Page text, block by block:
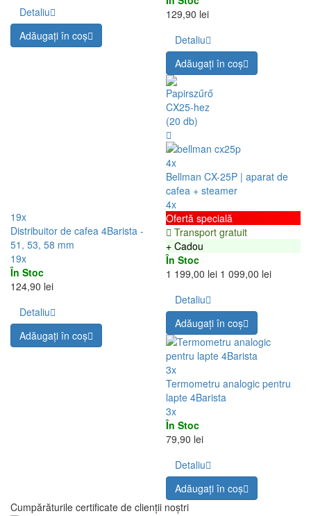
Detaliu
Adăugați în coş
129,90 lei
Detaliu
Adăugați în coş
19x
Distribuitor de cafea 4Barista -
51, 53, 58 mm
19x
În Stoc
124,90 lei
Detaliu
Adăugați în coş
4x
Bellman CX-25P | aparat de
cafea + steamer
4x
Ofertă specială
Transport gratuit
+ Cadou
În Stoc
1 199,00 lei 1 099,00 lei
Detaliu
Adăugați în coş
3x
Termometru analogic pentru
lapte 4Barista
3x
În Stoc
79,90 lei
Detaliu
Adăugați în coş
Cumpărăturile certificate de clienții noștri